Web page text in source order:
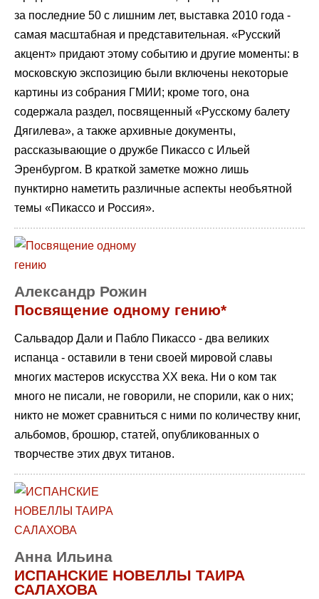
за последние 50 с лишним лет, выставка 2010 года -
самая масштабная и представительная. «Русский
акцент» придают этому событию и другие моменты: в
московскую экспозицию были включены некоторые
картины из собрания ГМИИ; кроме того, она
содержала раздел, посвященный «Русскому балету
Дягилева», а также архивные документы,
рассказывающие о дружбе Пикассо с Ильей
Эренбургом. В краткой заметке можно лишь
пунктирно наметить различные аспекты необъятной
темы «Пикассо и Россия».
Александр Рожин
Посвящение одному гению*
Сальвадор Дали и Пабло Пикассо - два великих
испанца - оставили в тени своей мировой славы
многих мастеров искусства ХХ века. Ни о ком так
много не писали, не говорили, не спорили, как о них;
никто не может сравниться с ними по количеству книг,
альбомов, брошюр, статей, опубликованных о
творчестве этих двух титанов.
Анна Ильина
ИСПАНСКИЕ НОВЕЛЛЫ ТАИРА
САЛАХОВА